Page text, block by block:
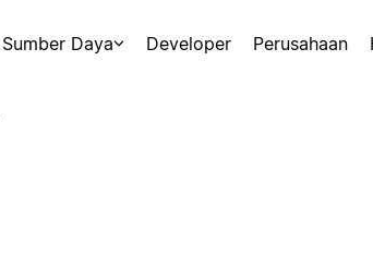
Sumber Daya Developer Perusahaan